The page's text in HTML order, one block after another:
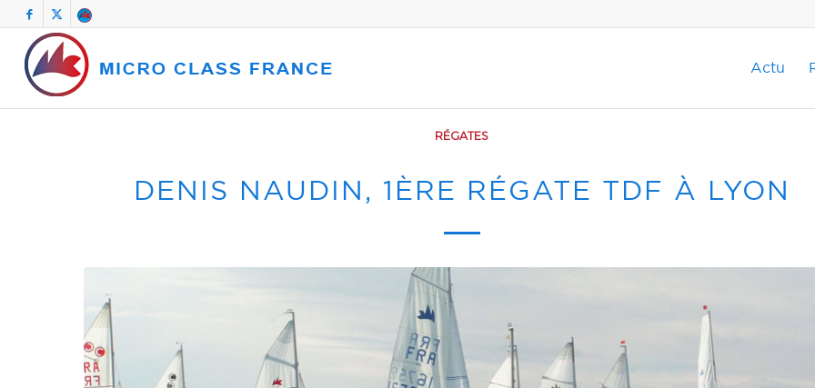
Actu
RÉGATES
DENIS NAUDIN, 1ÈRE RÉGATE TDF À LYON